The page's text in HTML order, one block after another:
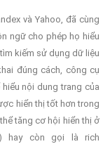
và Yahoo, đã cùng
ngữ cho phép họ hiểu
kiếm sử dụng dữ liệu
đúng cách, công cụ
nội dung trang của
hiển thị tốt hơn trong
tăng cơ hội hiển thị ở
hay còn gọi là rich